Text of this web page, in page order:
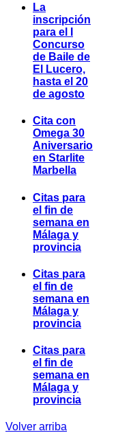
La
inscripción
para el I
Concurso
de Baile de
El Lucero,
hasta el 20
de agosto
Cita con
Omega 30
Aniversario
en Starlite
Marbella
Citas para
el fin de
semana en
Málaga y
provincia
Citas para
el fin de
semana en
Málaga y
provincia
Citas para
el fin de
semana en
Málaga y
provincia
Volver arriba